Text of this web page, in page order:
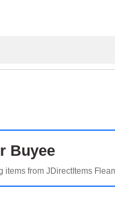
Buyee
from JDirectItems